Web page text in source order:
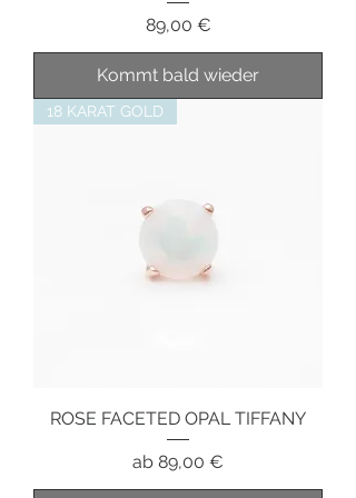
Preis
89,00 €
Kommt bald wieder
18 KARAT GOLD
ROSE FACETED OPAL TIFFANY
ab 89,00 €
Sale-Preis